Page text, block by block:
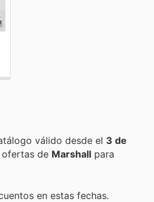
válido desde el 3 de
ofertas de Marshall para
en estas fechas.